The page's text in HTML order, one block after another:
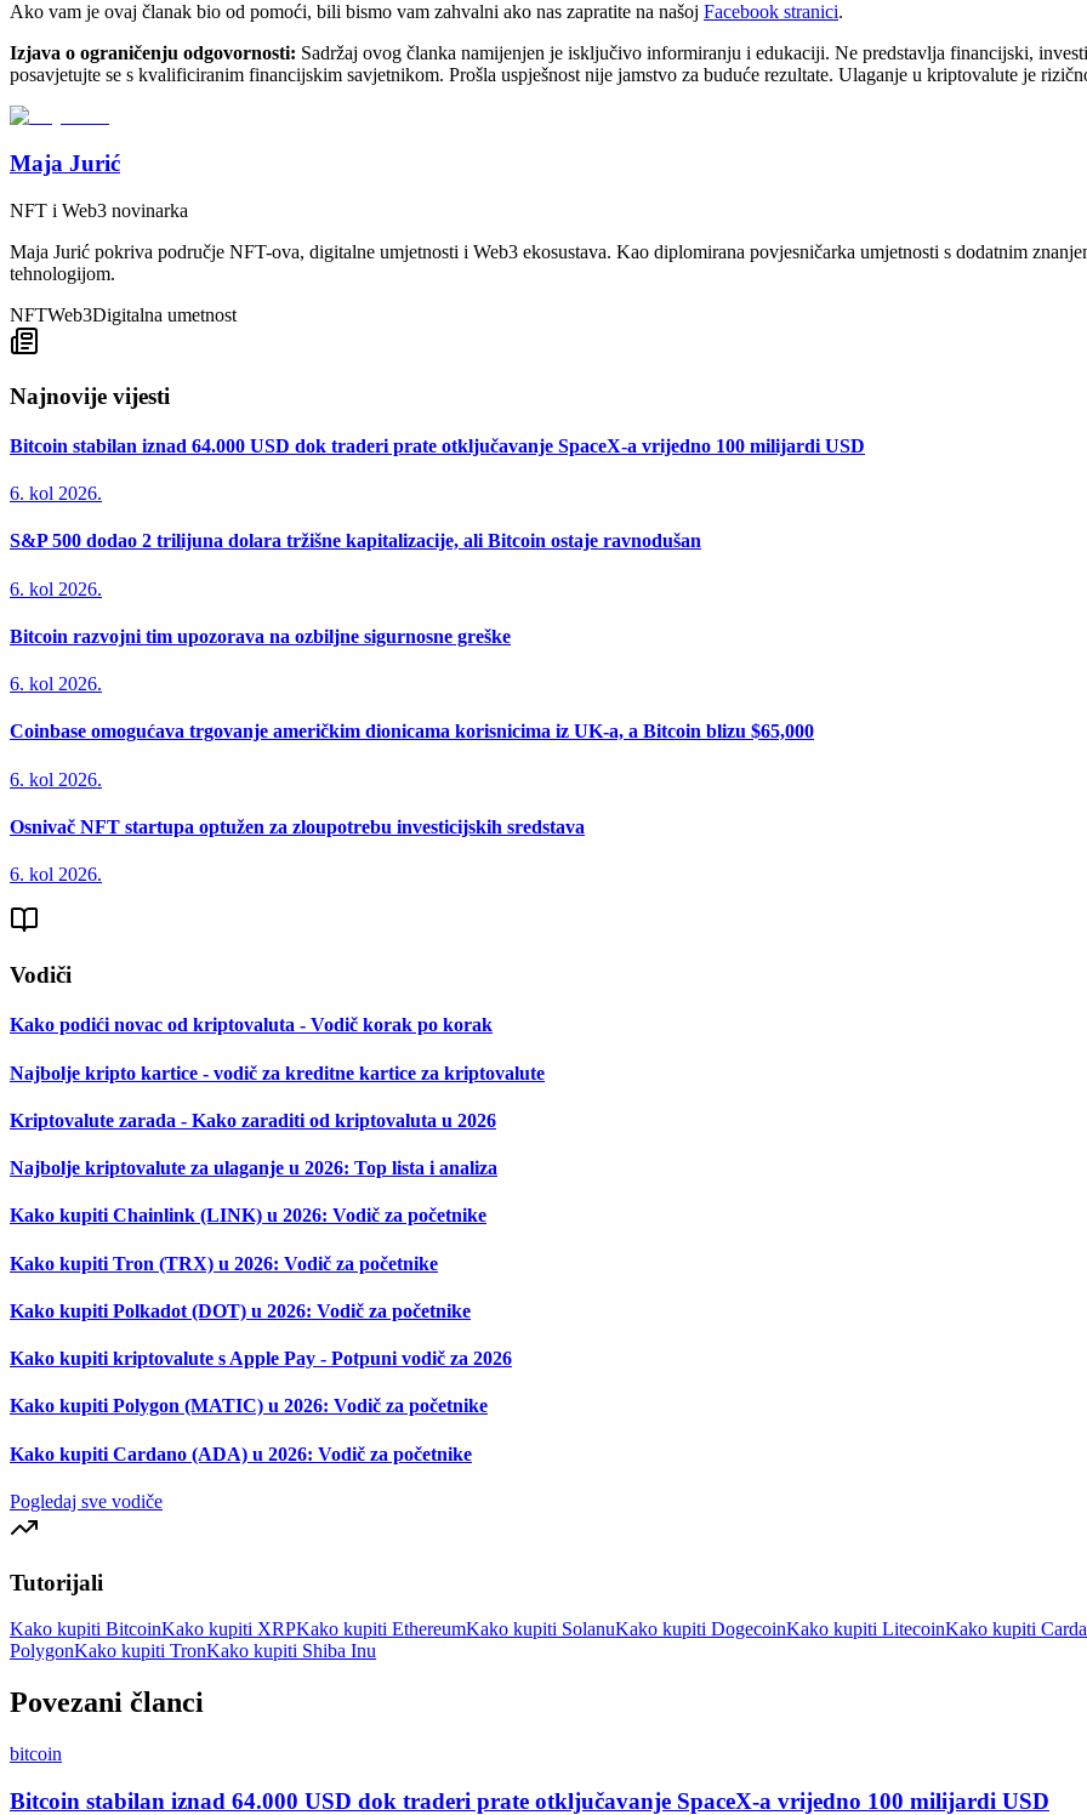
Ako vam je ovaj članak bio od pomoći, bili bismo vam zahvalni ako nas zapratite na našoj Facebook stranici.
Izjava o ograničenju odgovornosti: Sadržaj ovog članka namijenjen je isključivo informiranju i edukaciji. Ne predstavlja financijski,
posavjetujte se s kvalificiranim financijskim savjetnikom. Prošla uspješnost nije jamstvo za buduće rezultate. Ulaganje u kriptovalute je
Maja Jurić
NFT i Web3 novinarka
Maja Jurić pokriva područje NFT-ova, digitalne umjetnosti i Web3 ekosustava. Kao diplomirana povjesničarka umjetnosti s dodatnim
tehnologijom.
NFTWeb3Digitalna umetnost
Najnovije vijesti
Bitcoin stabilan iznad 64.000 USD dok traderi prate otključavanje SpaceX-a vrijedno 100 milijardi USD
6. kol 2026.
S&P 500 dodao 2 trilijuna dolara tržišne kapitalizacije, ali Bitcoin ostaje ravnodušan
6. kol 2026.
Bitcoin razvojni tim upozorava na ozbiljne sigurnosne greške
6. kol 2026.
Coinbase omogućava trgovanje američkim dionicama korisnicima iz UK-a, a Bitcoin blizu $65,000
6. kol 2026.
Osnivač NFT startupa optužen za zloupotrebu investicijskih sredstava
6. kol 2026.
Vodiči
Kako podići novac od kriptovaluta - Vodič korak po korak
Najbolje kripto kartice - vodič za kreditne kartice za kriptovalute
Kriptovalute zarada - Kako zaraditi od kriptovaluta u 2026
Najbolje kriptovalute za ulaganje u 2026: Top lista i analiza
Kako kupiti Chainlink (LINK) u 2026: Vodič za početnike
Kako kupiti Tron (TRX) u 2026: Vodič za početnike
Kako kupiti Polkadot (DOT) u 2026: Vodič za početnike
Kako kupiti kriptovalute s Apple Pay - Potpuni vodič za 2026
Kako kupiti Polygon (MATIC) u 2026: Vodič za početnike
Kako kupiti Cardano (ADA) u 2026: Vodič za početnike
Pogledaj sve vodiče
Tutorijali
Kako kupiti BitcoinKako kupiti XRPKako kupiti EthereumKako kupiti SolanuKako kupiti DogecoinKako kupiti LitecoinKako kupiti
PolygonKako kupiti TronKako kupiti Shiba Inu
Povezani članci
bitcoin
Bitcoin stabilan iznad 64.000 USD dok traderi prate otključavanje SpaceX-a vrijedno 100 milijardi USD